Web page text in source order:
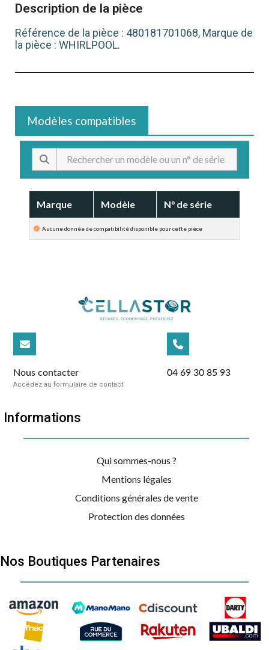
Description de la pièce
Référence de la pièce : 480181701068, Marque de
la pièce : WHIRLPOOL.
Modèles compatibles
Marque Modèle N° de série
Nous contacter
Accédez au formulaire de contact
04 69 30 85 93
Informations
Qui sommes-nous ?
Mentions légales
Conditions générales de vente
Protection des données
Nos Boutiques Partenaires